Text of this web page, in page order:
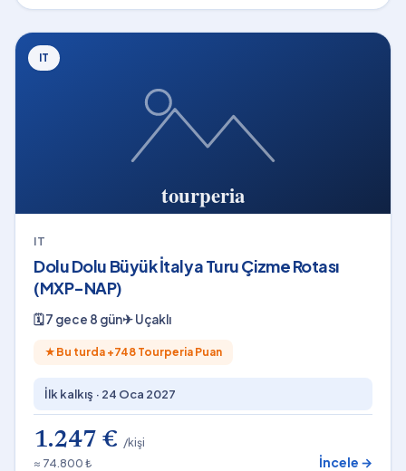
IT
IT
Dolu Dolu Büyük İtalya Turu Çizme Rotası
(MXP-NAP)
🗓7 gece 8 gün✈Uçaklı
★ Bu turda +748 Tourperia Puan
İlk kalkış · 24 Oca 2027
1.247 € /kişi
≈ 74.800 ₺
İncele →